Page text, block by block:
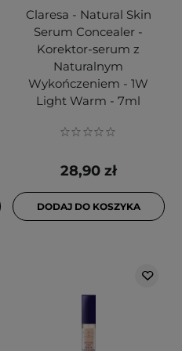
Claresa - Natural Skin
Serum Concealer -
Korektor-serum z
Naturalnym
Wykończeniem - 1W
Light Warm - 7ml
28,90 zł
DODAJ DO KOSZYKA